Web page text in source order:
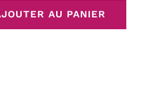
AU PANIER